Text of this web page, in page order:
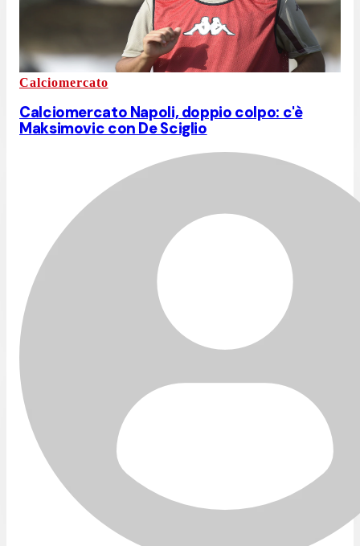
Calciomercato
Calciomercato Napoli, doppio colpo: c'è
Maksimovic con De Sciglio